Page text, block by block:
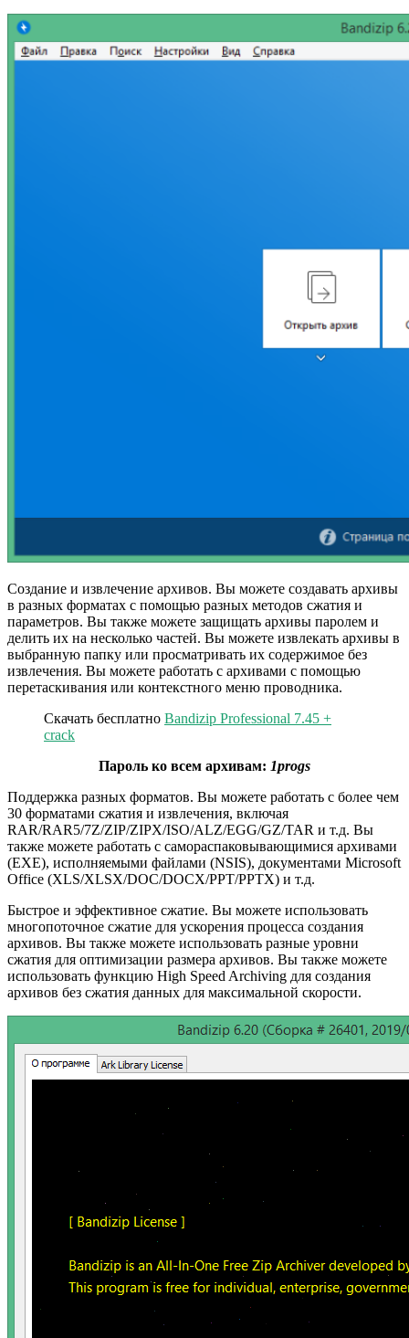
Создание и извлечение архивов. Вы можете создавать архивы
в разных форматах с помощью разных методов сжатия и
параметров. Вы также можете защищать архивы паролем и
делить их на несколько частей. Вы можете извлекать архивы в
выбранную папку или просматривать их содержимое без
извлечения. Вы можете работать с архивами с помощью
перетаскивания или контекстного меню проводника.
Скачать бесплатно Bandizip Professional 7.45 +
crack
Пароль ко всем архивам: 1progs
Поддержка разных форматов. Вы можете работать с более чем
30 форматами сжатия и извлечения, включая
RAR/RAR5/7Z/ZIP/ZIPX/ISO/ALZ/EGG/GZ/TAR и т.д. Вы
также можете работать с самораспаковывающимися архивами
(EXE), исполняемыми файлами (NSIS), документами Microsoft
Office (XLS/XLSX/DOC/DOCX/PPT/PPTX) и т.д.
Быстрое и эффективное сжатие. Вы можете использовать
многопоточное сжатие для ускорения процесса создания
архивов. Вы также можете использовать разные уровни
сжатия для оптимизации размера архивов. Вы также можете
использовать функцию High Speed Archiving для создания
архивов без сжатия данных для максимальной скорости.